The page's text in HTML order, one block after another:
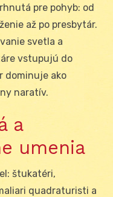
pre pohyb: od
až po presbytár.
svetla a
vstupujú do
dominuje ako
naratív.
a
umenia
štukatéri,
quadraturisti a